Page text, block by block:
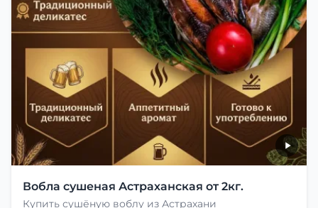
Вобла сушеная Астраханская от 2кг.
Купить сушёную воблу из Астрахани